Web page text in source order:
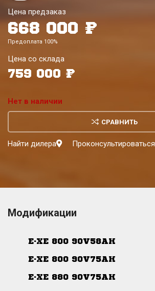
Цена предзаказ
668 000 ₽
Предоплата 100%
759 000 ₽
Нет в наличии
СРАВНИТЬ
Найти дилера Проконсультироваться
Модификации
E·XE 800 90V58Ah
E·XE 800 90V75Ah
E·XE 880 90V75Ah